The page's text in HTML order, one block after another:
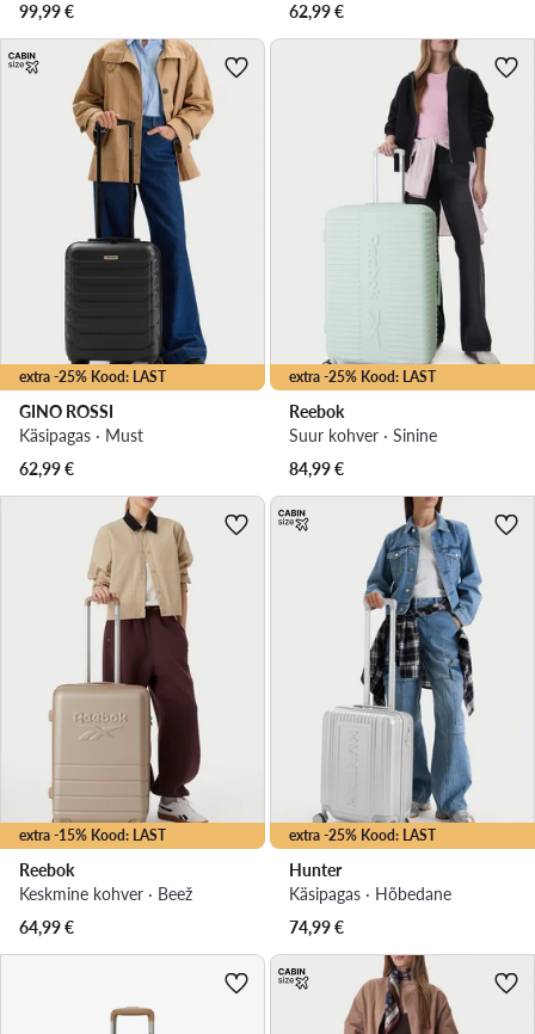
99,99€ 62,99€
extra -25% Kood: LAST
GINO ROSSI
Käsipagas · Must
62,99€
extra -25% Kood: LAST
Reebok
Suur kohver · Sinine
84,99€
extra -15% Kood: LAST
Reebok
Keskmine kohver · Beež
64,99€
extra -25% Kood: LAST
Hunter
Käsipagas · Hõbedane
74,99€